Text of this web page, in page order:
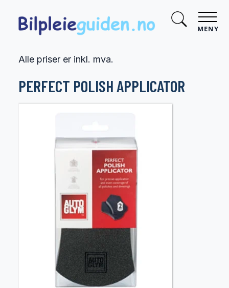
MENY
Alle priser er inkl. mva.
PERFECT POLISH APPLICATOR